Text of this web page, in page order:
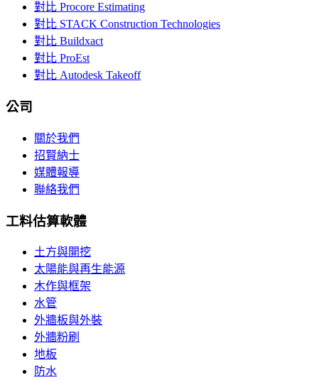
對比 Procore Estimating
對比 STACK Construction Technologies
對比 Buildxact
對比 ProEst
對比 Autodesk Takeoff
公司
關於我們
招賢納士
媒體報導
聯絡我們
工料估算軟體
土方與開挖
太陽能與再生能源
木作與框架
水管
外牆板與外裝
外牆粉刷
地板
防水